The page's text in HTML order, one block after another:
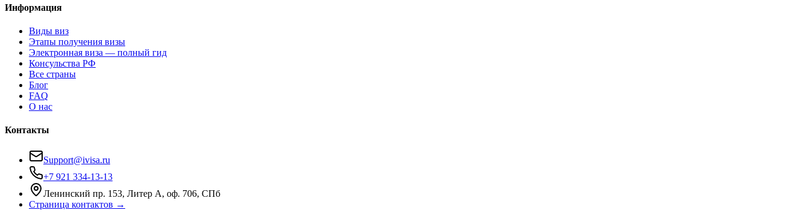
Информация
Виды виз
Этапы получения визы
Электронная виза — полный гид
Консульства РФ
Все страны
Блог
FAQ
О нас
Контакты
Support@ivisa.ru
+7 921 334-13-13
Ленинский пр. 153, Литер А, оф. 706, СПб
Страница контактов →